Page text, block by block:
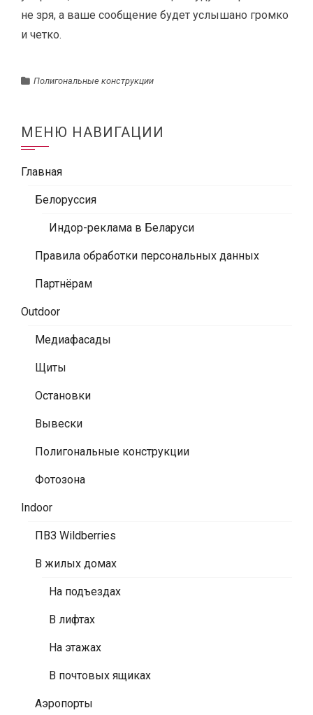
не зря, а ваше сообщение будет услышано громко
и четко.
Полигональные конструкции
МЕНЮ НАВИГАЦИИ
Главная
Белоруссия
Индор-реклама в Беларуси
Правила обработки персональных данных
Партнёрам
Outdoor
Медиафасады
Щиты
Остановки
Вывески
Полигональные конструкции
Фотозона
Indoor
ПВЗ Wildberries
В жилых домах
На подъездах
В лифтах
На этажах
В почтовых ящиках
Аэропорты